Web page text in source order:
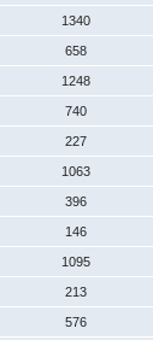
1340
658
1248
740
227
1063
396
146
1095
213
576